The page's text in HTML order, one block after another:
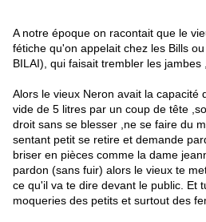
A notre époque on racontait que le
fétiche qu'on appelait chez les Bills
BILAI), qui faisait trembler les jambes
Alors le vieux Neron avait la capacité
vide de 5 litres par un coup de tête
droit sans se blesser ,ne se faire du
sentant petit se retire et demande
briser en pièces comme la dame
pardon (sans fuir) alors le vieux te
ce qu'il va te dire devant le public. Et
moqueries des petits et surtout des